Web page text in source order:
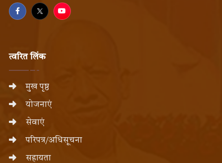
त्वरित लिंक
मुख पृष्ठ
योजनाएं
सेवाएं
परिपत्र/अधिसूचना
सहायता